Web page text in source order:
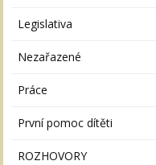
Legislativa
Nezařazené
Práce
První pomoc dítěti
ROZHOVORY